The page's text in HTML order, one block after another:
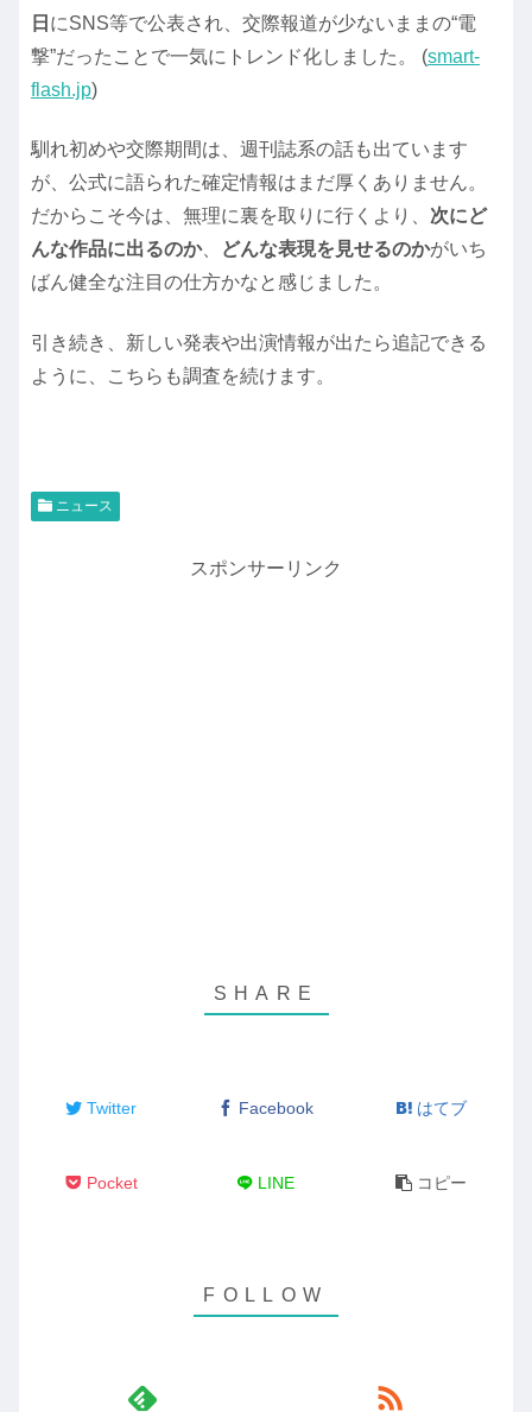
日 にSNS等で公表され、交際報道が少ないままの“電
撃”だったことで一気にトレンド化しました。 (smart-
flash.jp)
馴れ初めや交際期間は、週刊誌系の話も出ています
が、公式に語られた確定情報はまだ厚くありません。
だからこそ今は、無理に裏を取りに行くより、 次にど
んな作品に出るのか、 どんな表現を見せるのかがいち
ばん健全な注目の仕方かなと感じました。
引き続き、新しい発表や出演情報が出たら追記できる
ように、こちらも調査を続けます。
ニュース
スポンサーリンク
Twitter Facebook はてブ
Pocket LINE コピー